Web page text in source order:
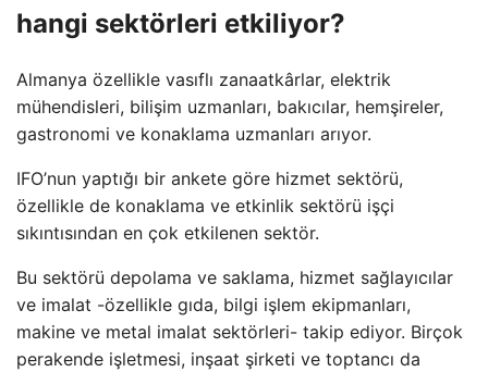
hangi sektörleri etkiliyor?
Almanya özellikle vasıflı zanaatkârlar, elektrik
mühendisleri, bilişim uzmanları, bakıcılar, hemşireler,
gastronomi ve konaklama uzmanları arıyor.
IFO’nun yaptığı bir ankete göre hizmet sektörü,
özellikle de konaklama ve etkinlik sektörü işçi
sıkıntısından en çok etkilenen sektör.
Bu sektörü depolama ve saklama, hizmet sağlayıcılar
ve imalat -özellikle gıda, bilgi işlem ekipmanları,
makine ve metal imalat sektörleri- takip ediyor. Birçok
perakende işletmesi, inşaat şirketi ve toptancı da